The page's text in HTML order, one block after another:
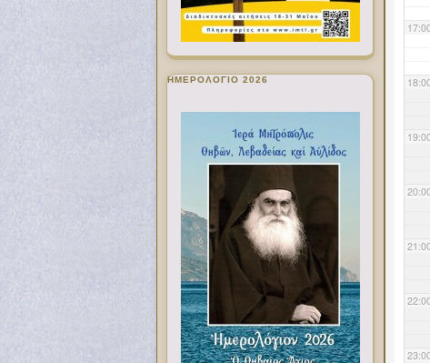
ΗΜΕΡΟΛΟΓΙΟ 2026